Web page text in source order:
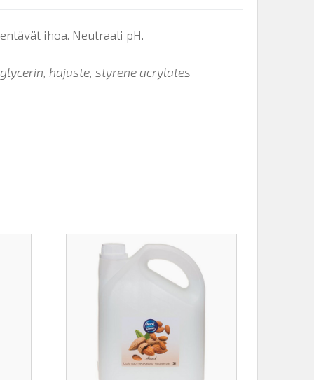
ihoa. Neutraali pH.
hajuste, styrene acrylates